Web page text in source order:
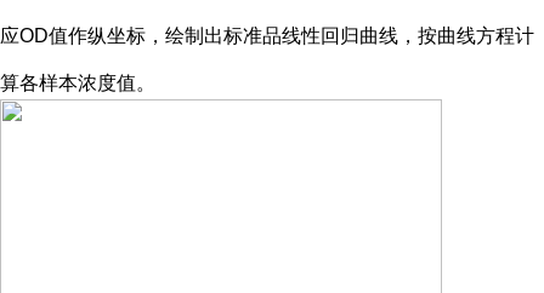
应OD值作纵坐标，绘制出标准品线性回归曲线，按曲线方程计
算各样本浓度值。